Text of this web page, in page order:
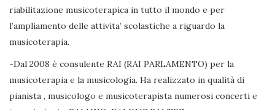
riabilitazione musicoterapica in tutto il mondo e per
l’ampliamento delle attivita’ scolastiche a riguardo la
musicoterapia.
-Dal 2008 è consulente RAI (RAI PARLAMENTO) per la
musicoterapia e la musicologia. Ha realizzato in qualità di
pianista , musicologo e musicoterapista numerosi concerti e